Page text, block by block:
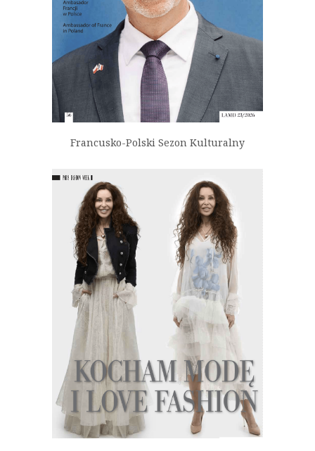
Francusko-Polski Sezon Kulturalny